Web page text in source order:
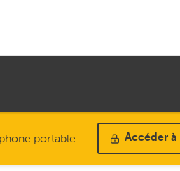
portable. Accéder à